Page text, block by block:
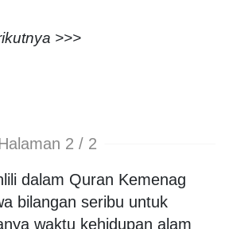
>>>
2 / 2
dalam Quran Kemenag
bilangan seribu untuk
waktu kehidupan alam